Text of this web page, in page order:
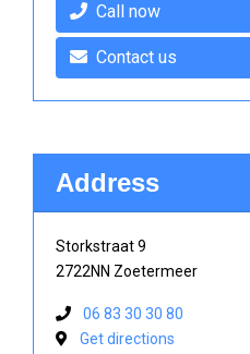
Call now
Contact us
Address
Storkstraat 9
2722NN Zoetermeer
06 83 30 30 80
Get directions